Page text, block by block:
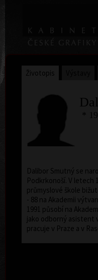
Životopis
*
Dalibor Smutný se
Podkrkonoší. V letech
průmyslové škole
- 88 na Akademii
1991 působí na
jako odborný asistent
pracuje v Praze a v